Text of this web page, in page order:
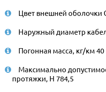
Цвет внешней
Наружный диаметр
Погонная масса, кг/км 40
Максимально
протяжки, Н 784,5